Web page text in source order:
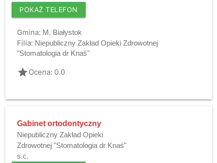
POKAŻ TELEFON
Gmina: M. Białystok
Filia: Niepubliczny Zakład Opieki Zdrowotnej
"Stomatologia dr Knaś"
gradeOcena: 0.0
Gabinet ortodontyczny
Niepubliczny Zakład Opieki
Zdrowotnej "Stomatologia dr Knaś"
s.c.